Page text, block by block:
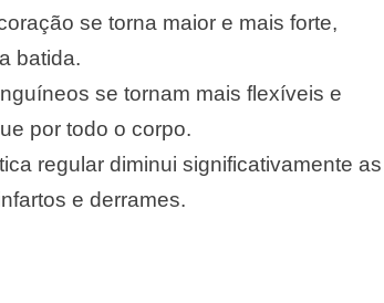
se torna maior e mais forte,
batida.
se tornam mais flexíveis e
por todo o corpo.
regular diminui significativamente as
e derrames.